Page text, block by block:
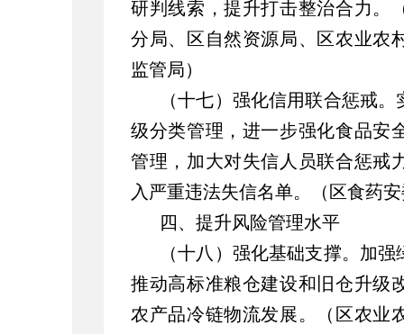
研判线索，提升打击整治合力。
分局、区自然资源局、区农业农
监管局）
（十七）强化信用联合惩戒
级分类管理，进一步强化食品安
管理，加大对失信人员联合惩戒
入严重违法失信名单。（区食药
四、提升风险管理水平
（十八）强化基础支撑。加
推动高标准粮仓建设和旧仓升级
农产品冷链物流发展。（区农业